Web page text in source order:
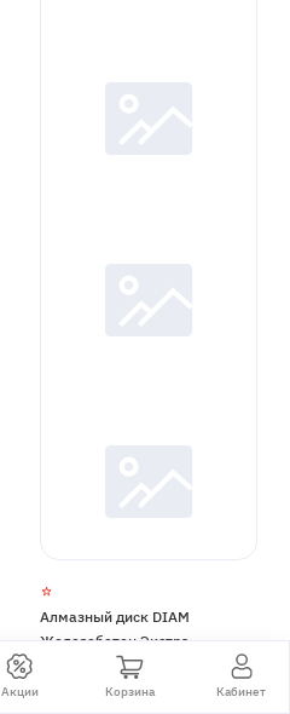
Алмазный диск DIAM
Железобетон Экстра
300x2.8x12x25,4/20 000613
Акции Корзина Кабинет